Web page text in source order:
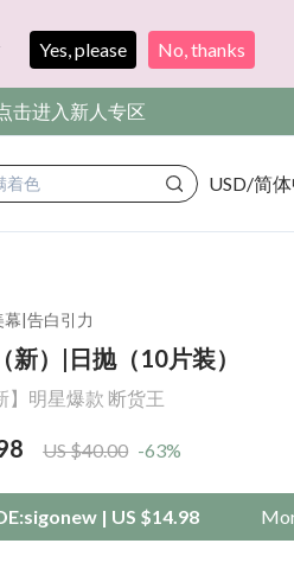
Yes, please No, thanks
击进入新人专区
着色 USD/简
幕|告白引力
新）|日抛（10片装）
】明星爆款 断货王
US $40.00 -63%
sigonew | US $14.98